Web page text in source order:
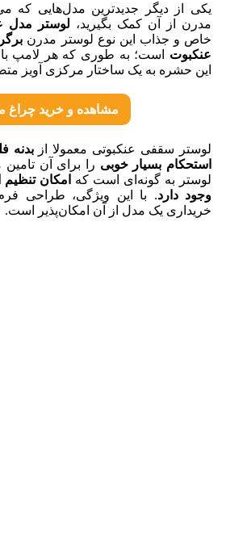
یکی از دیگر جدیدترین مدل‌هایی که
مدرن از آن کمک بگیرید، لوستر مدل
خاص و جذاب این نوع لوستر مدرن
عنکبوت است؛ به طوری که هر لامپ با
این حشره به یک ساختار مرکزی آویز
مشاهده و خرید چراغ
لوستر سقفی عنکبوتی معمولا ازبدنه
استحکام بسیار خوبی را برای آن
لوستر به گونه‌ای است که
امکان
وجود دارد. با این ویژگی، طراحی
خریداری یک مدل از آن امکان‌پذیر است.